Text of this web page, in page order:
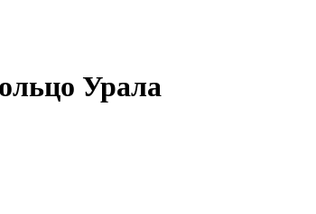
Урала